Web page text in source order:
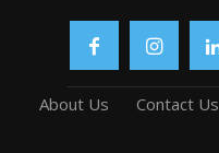
About Us Contact Us